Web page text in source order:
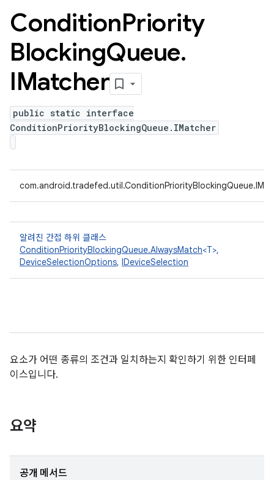
ConditionPriority
BlockingQueue.
IMatcher
public static interface
ConditionPriorityBlockingQueue.IMatcher
알려진 간접 하위 클래스
ConditionPriorityBlockingQueue.AlwaysMatch<T>,
DeviceSelectionOptions, IDeviceSelection
요소가 어떤 종류의 조건과 일치하는지 확인하기 위한 인터페
이스입니다.
요약
공개 메서드